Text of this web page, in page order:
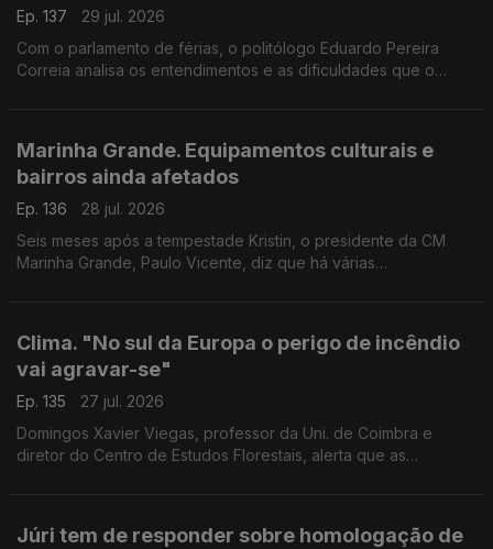
Ep. 137
29 jul. 2026
Com o parlamento de férias, o politólogo Eduardo Pereira
Correia analisa os entendimentos e as dificuldades que o
Marinha Grande. Equipamentos culturais e
bairros ainda afetados
Ep. 136
28 jul. 2026
Seis meses após a tempestade Kristin, o presidente da CM
Marinha Grande, Paulo Vicente, diz que há várias
Clima. "No sul da Europa o perigo de incêndio
vai agravar-se"
Ep. 135
27 jul. 2026
Domingos Xavier Viegas, professor da Uni. de Coimbra e
diretor do Centro de Estudos Florestais, alerta que as
Júri tem de responder sobre homologação de